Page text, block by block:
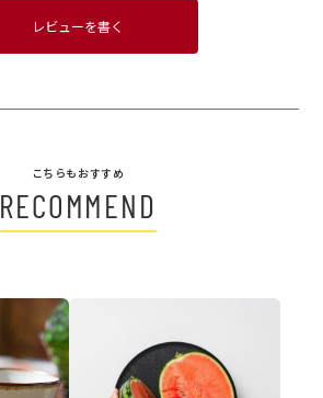
レビューを書く
こちらもおすすめ
RECOMMEND